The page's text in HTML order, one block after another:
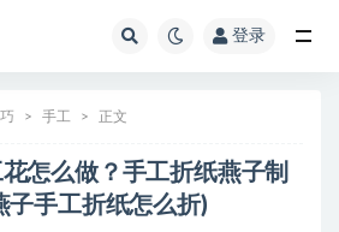
登录
手工 正文
怎么做？手工折纸燕子制
子手工折纸怎么折)